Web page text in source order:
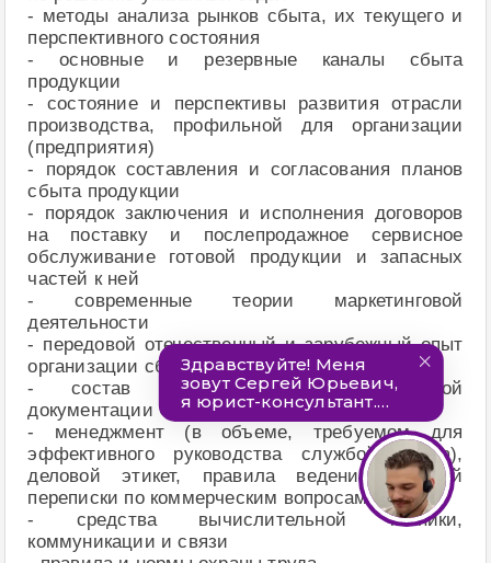
- методы анализа рынков сбыта, их текущего и
перспективного состояния
- основные и резервные каналы сбыта
продукции
- состояние и перспективы развития отрасли
производства, профильной для организации
(предприятия)
- порядок составления и согласования планов
сбыта продукции
- порядок заключения и исполнения договоров
на поставку и послепродажное сервисное
обслуживание готовой продукции и запасных
частей к ней
- современные теории маркетинговой
деятельности
- передовой отечественный и зарубежный опыт
организации сбыта продукции
- состав и структуру коммерческой
документации Общества
- менеджмент (в объеме, требуемом для
эффективного руководства службой сбыта),
деловой этикет, правила ведения деловой
переписки по коммерческим вопросам
- средства вычислительной техники,
коммуникации и связи